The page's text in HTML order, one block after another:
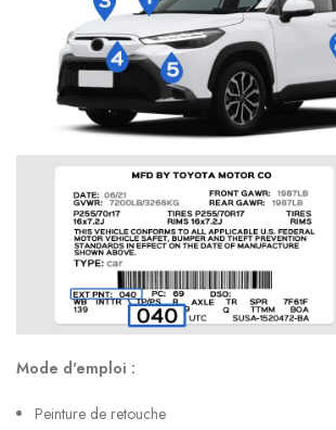
Mode d'emploi :
Peinture de retouche